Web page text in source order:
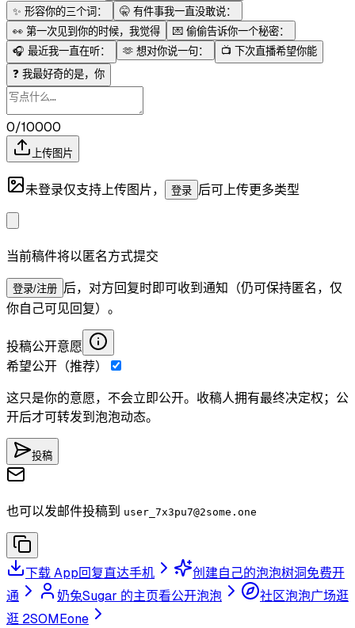
✨ 形容你的三个词： 🤫 有件事我一直没敢说：
👀 第一次见到你的时候，我觉得 💌 偷偷告诉你一个秘密：
🎧 最近我一直在听： 🫶 想对你说一句： 📺 下次直播希望你能
❓ 我最好奇的是，你
0/10000
上传图片
未登录仅支持上传图片， 登录 后可上传更多类型
当前稿件将以匿名方式提交
登录/注册 后，对方回复时即可收到通知（仍可保持匿名，仅
你自己可见回复）。
投稿公开意愿
希望公开（推荐）
这只是你的意愿，不会立即公开。收稿人拥有最终决定权；公
开后才可转发到泡泡动态。
投稿
也可以发邮件投稿到 user_7x3pu7@2some.one
下载 App回复直达手机 创建自己的泡泡树洞免费开
通
奶兔Sugar 的主页看公开泡泡 社区泡泡广场逛
逛 2SOMEone